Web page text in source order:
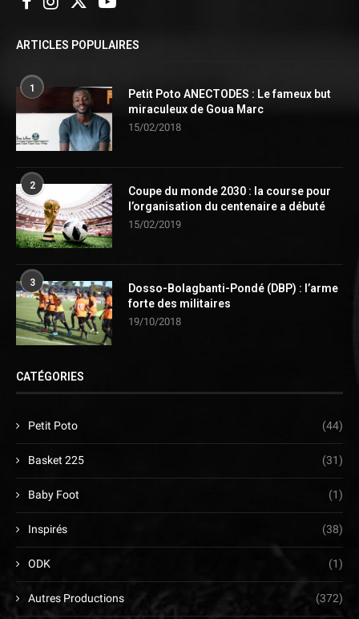
ARTICLES POPULAIRES
1
Petit Poto ANECTODES : Le fameux but
miraculeux de Goua Marc
15/02/2018
2
Coupe du monde 2030 : la course pour
l’organisation du centenaire a débuté
15/02/2019
3
Dosso-Bolagbanti-Pondé (DBP) : l’arme
forte des militaires
19/10/2018
CATÉGORIES
Petit Poto (44)
Basket 225 (31)
Baby Foot (1)
Inspirés (38)
ODK (1)
Autres Productions (372)